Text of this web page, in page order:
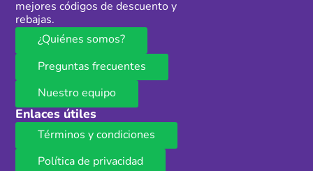
mejores códigos de descuento y
rebajas.
¿Quiénes somos?
Preguntas frecuentes
Nuestro equipo
Enlaces útiles
Términos y condiciones
Política de privacidad